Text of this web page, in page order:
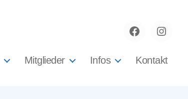
Facebook
Mitglieder Infos Kontakt